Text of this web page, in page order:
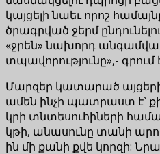
կայցելի նաեւ որոշ
ծրագրված ջերմ
«ջրեն» նախորդ
տպավորությունը»,- գրում
Մարզեր կատարած
ամեն ինչի պատրաստ է՝ քիչ
կրի տնտեսուհիների
կթի, անասունը տանի
ին մի քանի քվե կորզի: